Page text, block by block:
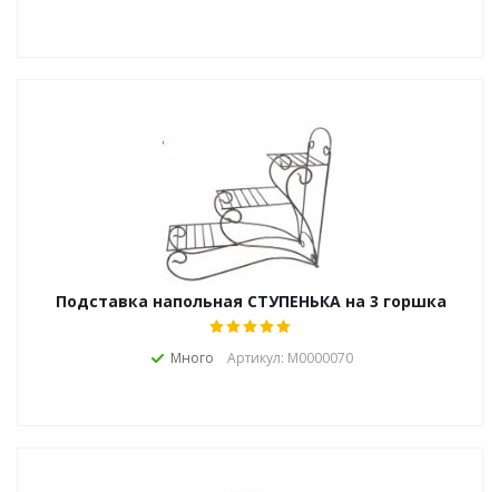
Подставка напольная СТУПЕНЬКА на 3 горшка
Много Артикул: М0000070